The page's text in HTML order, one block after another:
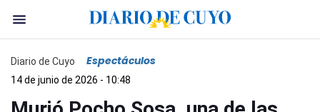
Diario de Cuyo Espectáculos
14 de junio de 2026 - 10:48